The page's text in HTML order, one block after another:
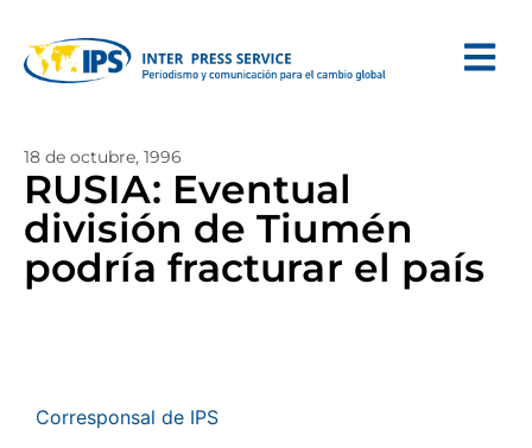
18 de octubre, 1996
RUSIA: Eventual
división de Tiumén
podría fracturar el país
Corresponsal de IPS